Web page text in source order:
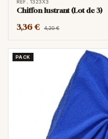
RÉF. 1323X3
Chiffon lustrant (Lot de 3)
3,36 € 4,20 €
PACK